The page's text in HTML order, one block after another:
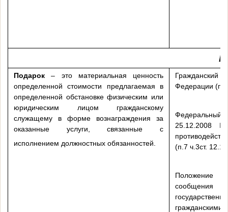
Подарок– это материальная ценность
определенной стоимости предлагаемая в
определенной обстановке физическим или
юридическим лицом гражданскому
служащему в форме вознаграждения за
оказанные услуги, связанные с
исполнением должностных обязанностей.
Гражданский
Федерации
(п.7 ч.3ст. 12.1)
сообщения